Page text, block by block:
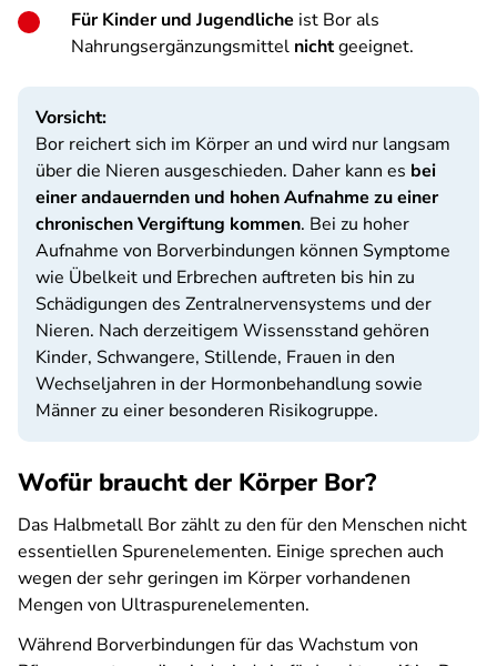
Für Kinder und Jugendliche ist Bor als
Nahrungsergänzungsmittel nichtgeeignet.
Vorsicht:
Bor reichert sich im Körper an und wird nur langsam
über die Nieren ausgeschieden. Daher kann es bei
einer andauernden und hohen Aufnahme zu einer
chronischen Vergiftung kommen. Bei zu hoher
Aufnahme von Borverbindungen können Symptome
wie Übelkeit und Erbrechen auftreten bis hin zu
Schädigungen des Zentralnervensystems und der
Nieren. Nach derzeitigem Wissensstand gehören
Kinder, Schwangere, Stillende, Frauen in den
Wechseljahren in der Hormonbehandlung sowie
Männer zu einer besonderen Risikogruppe.
Wofür braucht der Körper Bor?
Das Halbmetall Bor zählt zu den für den Menschen nicht
essentiellen Spurenelementen. Einige sprechen auch
wegen der sehr geringen im Körper vorhandenen
Mengen von Ultraspurenelementen.
Während Borverbindungen für das Wachstum von